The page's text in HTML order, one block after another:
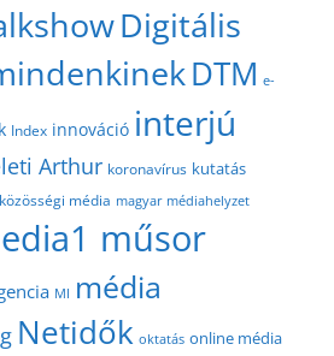
Digitális
DTM e-
Index innováció interjú
Arthur koronavírus kutatás
közösségi média magyar médiahelyzet
műsor
MI média
Netidők oktatás online média